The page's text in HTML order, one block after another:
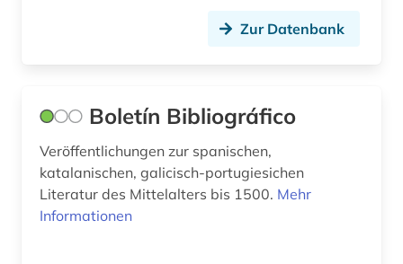
literaturtheorie (1)
literaturwissenschaft (165)
lothringen (1)
lusitanistik (17)
Zur Datenbank
Boletín Bibliográfico
Veröffentlichungen zur spanischen,
katalanischen, galicisch-portugiesichen
Literatur des Mittelalters bis 1500. Mehr
Informationen